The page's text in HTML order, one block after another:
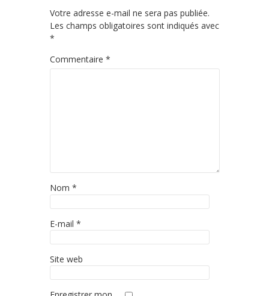
Votre adresse e-mail ne sera pas publiée.
Les champs obligatoires sont indiqués avec
*
Commentaire *
Nom *
E-mail *
Site web